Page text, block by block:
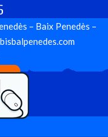
– Baix Penedès –